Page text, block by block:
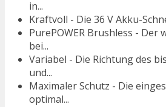
in...
Kraftvoll - Die 36 V Akku-
PurePOWER Brushless -
bei...
Variabel - Die Richtung des
und...
Maximaler Schutz - Die
optimal...